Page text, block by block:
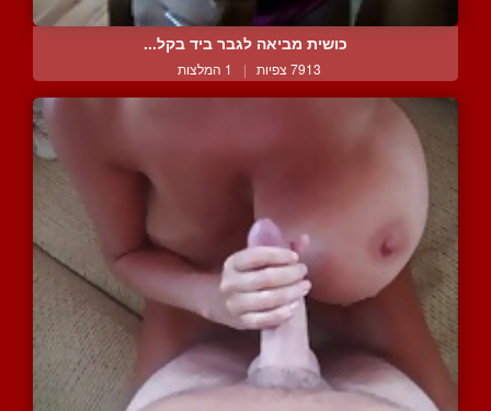
כושית מביאה לגבר ביד בקל...
7913 צפיות | 1 המלצות